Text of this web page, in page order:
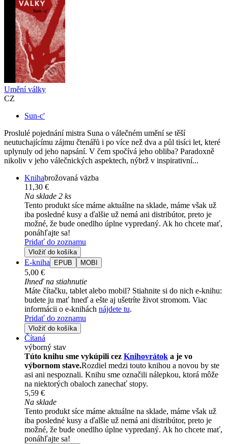
Umění války
CZ
Sun-c'
Proslulé pojednání mistra Suna o válečném umění se těší
neutuchajícímu zájmu čtenářů i po více než dva a půl tisíci let, které
uplynuly od jeho napsání. V čem spočívá jeho obliba? Paradoxně
nikoliv v jeho válečnických aspektech, nýbrž v inspirativní...
Knihabrožovaná väzba
11,30 €
Na sklade 2 ks
Tento produkt síce máme aktuálne na sklade, máme však už
iba posledné kusy a ďalšie už nemá ani distribútor, preto je
možné, že bude onedlho úplne vypredaný. Ak ho chcete mať,
ponáhľajte sa!
Pridať do zoznamu
Vložiť do košíka
E-kniha EPUB MOBI
5,00 €
Ihneď na stiahnutie
Máte čítačku, tablet alebo mobil? Stiahnite si do nich e-knihu:
budete ju mať hneď a ešte aj ušetríte život stromom. Viac
informácii o e-knihách nájdete tu.
Pridať do zoznamu
Vložiť do košíka
Čítaná
výborný stav
Túto knihu sme vykúpili cez Knihovrátok a je vo
výbornom stave.Rozdiel medzi touto knihou a novou by ste
asi ani nespoznali. Knihu sme označili nálepkou, ktorá môže
na niektorých obaloch zanechať stopy.
5,59 €
Na sklade
Tento produkt síce máme aktuálne na sklade, máme však už
iba posledné kusy a ďalšie už nemá ani distribútor, preto je
možné, že bude onedlho úplne vypredaný. Ak ho chcete mať,
ponáhľajte sa!